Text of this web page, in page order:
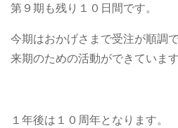
第９期も残り１０日間です。
今期はおかげさまで受注が順調
来期のための活動ができています
１年後は１０周年となります。